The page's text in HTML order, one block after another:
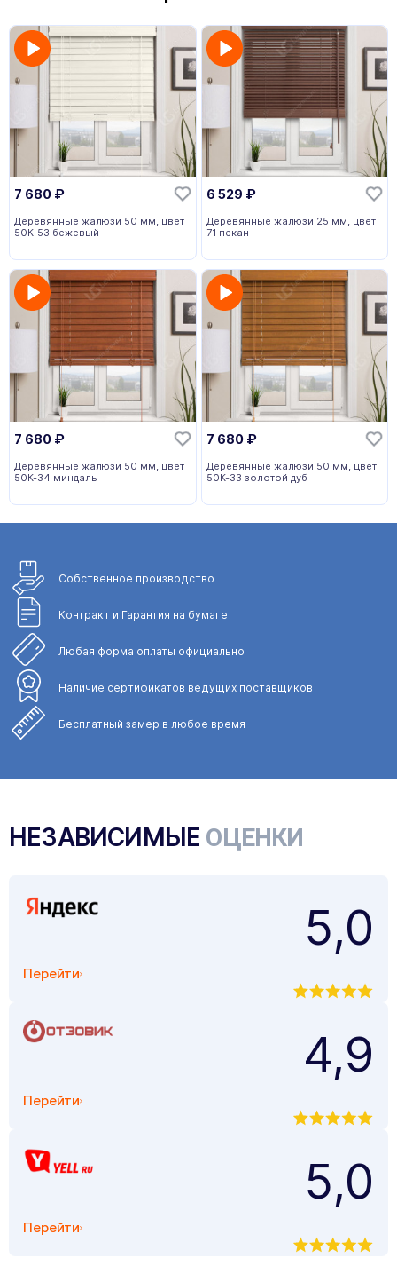
7 680 ₽
Деревянные жалюзи 50 мм, цвет
50К-53 бежевый
6 529 ₽
Деревянные жалюзи 25 мм, цвет
71 пекан
7 680 ₽
Деревянные жалюзи 50 мм, цвет
50К-34 миндаль
7 680 ₽
Деревянные жалюзи 50 мм, цвет
50К-33 золотой дуб
Собственное производство
Контракт и Гарантия на бумаге
Любая форма оплаты официально
Наличие сертификатов ведущих поставщиков
Бесплатный замер в любое время
НЕЗАВИСИМЫЕ ОЦЕНКИ
Перейти
5,0
Перейти
4,9
Перейти
5,0